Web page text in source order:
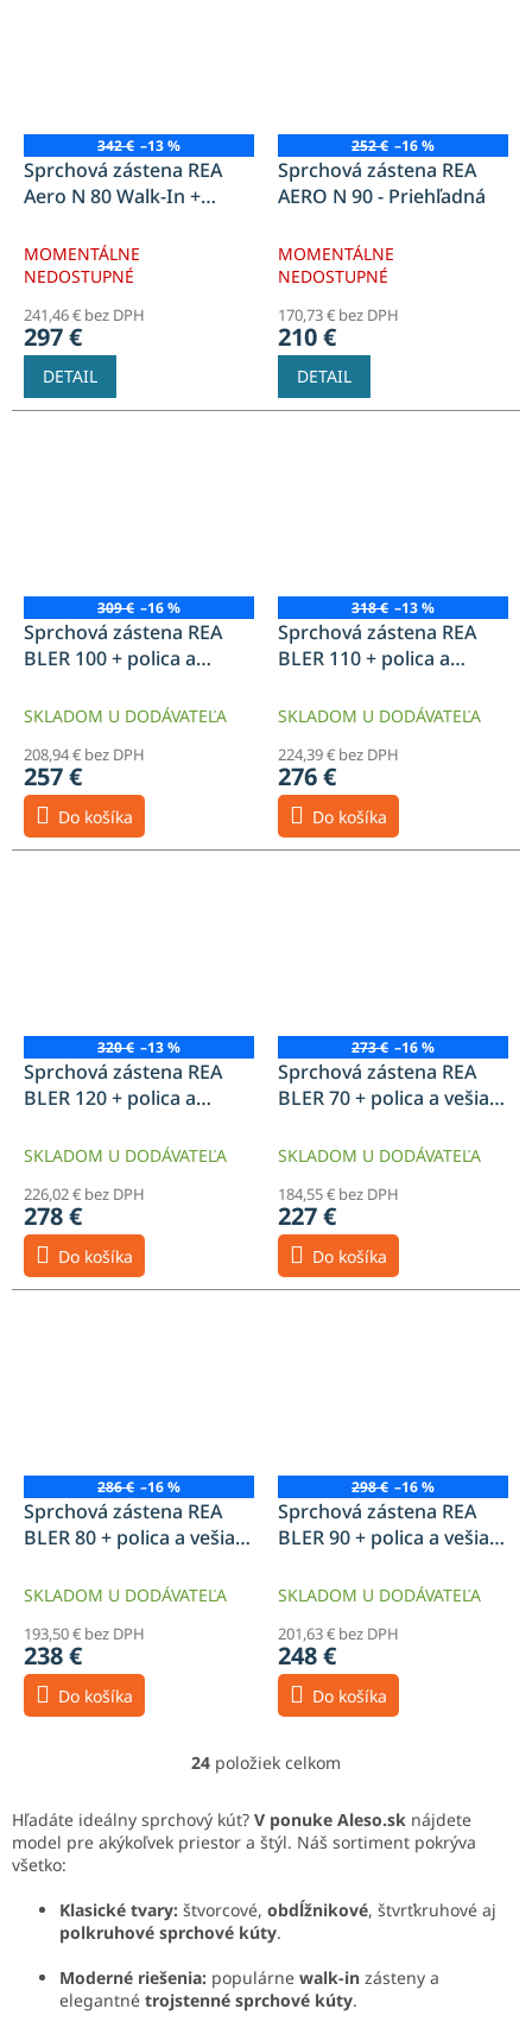
342 € –13 %
Sprchová zástena REA
Aero N 80 Walk-In +
MOMENTÁLNE
NEDOSTUPNÉ
241,46 € bez DPH
297 €
DETAIL
252 € –16 %
Sprchová zástena REA
AERO N 90 - Priehľadná
MOMENTÁLNE
NEDOSTUPNÉ
170,73 € bez DPH
210 €
DETAIL
309 € –16 %
Sprchová zástena REA
BLER 100 + polica a
SKLADOM U DODÁVATEĽA
208,94 € bez DPH
257 €
Do košíka
318 € –13 %
Sprchová zástena REA
BLER 110 + polica a
SKLADOM U DODÁVATEĽA
224,39 € bez DPH
276 €
Do košíka
320 € –13 %
Sprchová zástena REA
BLER 120 + polica a
SKLADOM U DODÁVATEĽA
226,02 € bez DPH
278 €
Do košíka
273 € –16 %
Sprchová zástena REA
BLER 70 + polica a vešiak
SKLADOM U DODÁVATEĽA
184,55 € bez DPH
227 €
Do košíka
286 € –16 %
Sprchová zástena REA
BLER 80 + polica a vešiak
SKLADOM U DODÁVATEĽA
193,50 € bez DPH
238 €
Do košíka
298 € –16 %
Sprchová zástena REA
BLER 90 + polica a vešiak
SKLADOM U DODÁVATEĽA
201,63 € bez DPH
248 €
Do košíka
O
l
á
d
c
i
e
p
r
24 položiek celkom
Hľadáte ideálny sprchový kút? V ponuke Aleso.sk nájdete
model pre akýkoľvek priestor a štýl. Náš sortiment pokrýva
všetko:
Klasické tvary: štvorcové, obdĺžnikové, štvrťkruhové aj
polkruhové sprchové kúty.
Moderné riešenia: populárne walk-in zásteny a
elegantné trojstenné sprchové kúty.